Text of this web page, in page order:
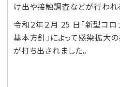
け出や接触調査などが行われ
令和２年２月 25 日「新型コ
基本方針」によって感染拡大
が打ち出されました。